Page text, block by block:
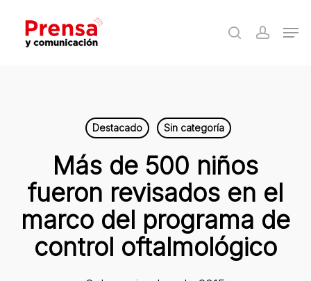
main
search
Destacado Sin categoría
Más de 500 niños
fueron revisados en el
marco del programa de
control oftalmológico